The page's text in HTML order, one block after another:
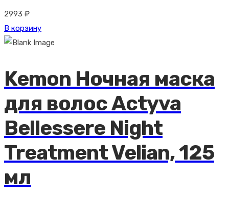
2993 ₽
В корзину
Kemon Ночная маска
для волос Actyva
Bellessere Night
Treatment Velian, 125
мл